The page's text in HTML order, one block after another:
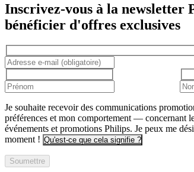
Inscrivez-vous à la newsletter
bénéficier d'offres exclusives
Je souhaite recevoir des communications
préférences et mon comportement — concernant
événements et promotions Philips. Je peux me
moment ! Qu'est-ce que cela signifie ?
Soumettre